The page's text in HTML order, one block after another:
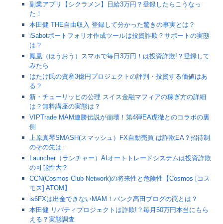
副業アプリ【シクラメン】日給3万円？登録したらこうなっ
た！
本田健 THE自由収入 登録して分かった驚きの事実とは？
iSabotポートフォリオ作成ツールは投資詐欺？サポートの実態
は？
鳳凰（ほうおう）スマホで毎日3万円！は投資詐欺!？登録して
みたら
はたけ氏の資産3億円プロジェクトの評判・投資する価値はあ
る？
新・チューリッヒの公理 スイス金融マフィアの稼ぎ方の詳細
は？無料講座の実態は？
VIPTrade MAM連勝伝説が崩壊！第4弾EA虎徹とのコラボの裏
側
上原真琴SMASH(スマッシュ）FX自動売買 は詐欺EA？招待制
のその先は…
Launcher（ランチャー）AIオートトレードシステムは投資詐欺
の可能性大？
CCN(Cosmos Club Network)の将来性と危険性【Cosmos [コス
モス] ATOM】
is6FXは出金できないMAM！バンク高田ブログの罠とは？
本田健 リバティプロジェクトは詐欺!？毎月50万円本当にもら
える？実態調査